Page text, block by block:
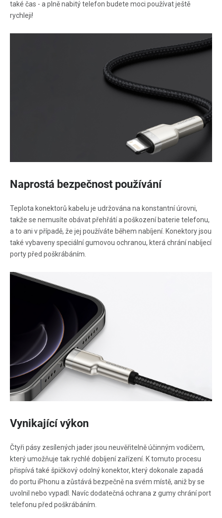
také čas - a plně nabitý telefon budete moci používat ještě
rychleji!
Naprostá bezpečnost používání
Teplota konektorů kabelu je udržována na konstantní úrovni,
takže se nemusíte obávat přehřátí a poškození baterie telefonu,
a to ani v případě, že jej používáte během nabíjení. Konektory jsou
také vybaveny speciální gumovou ochranou, která chrání nabíjecí
porty před poškrábáním.
Vynikající výkon
Čtyři pásy zesílených jader jsou neuvěřitelně účinným vodičem,
který umožňuje tak rychlé dobíjení zařízení. K tomuto procesu
přispívá také špičkový odolný konektor, který dokonale zapadá
do portu iPhonu a zůstává bezpečně na svém místě, aniž by se
uvolnil nebo vypadl. Navíc dodatečná ochrana z gumy chrání port
telefonu před poškrábáním.